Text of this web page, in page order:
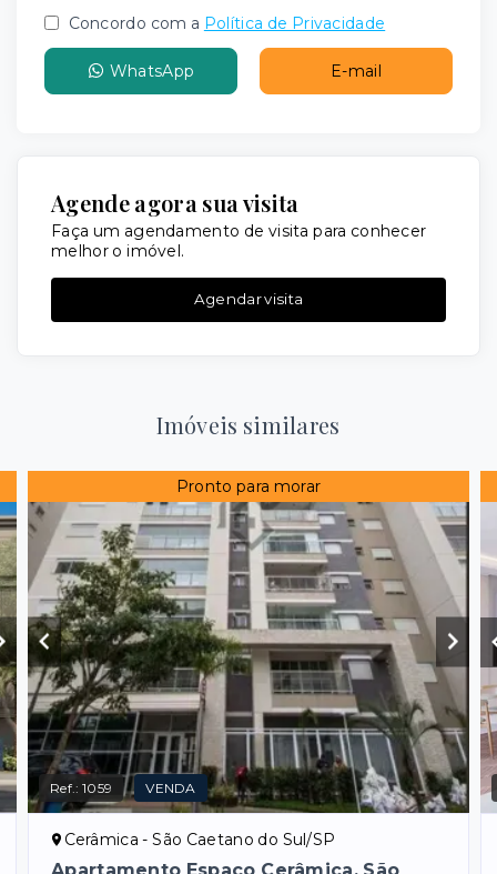
Concordo com a Política de Privacidade
WhatsApp E-mail
Agende agora sua visita
Faça um agendamento de visita para conhecer
melhor o imóvel.
Agendar visita
Imóveis similares
Pronto para morar
Ref.:1059 VENDA
Cerâmica - São Caetano do Sul/SP
Apartamento Espaço Cerâmica, São